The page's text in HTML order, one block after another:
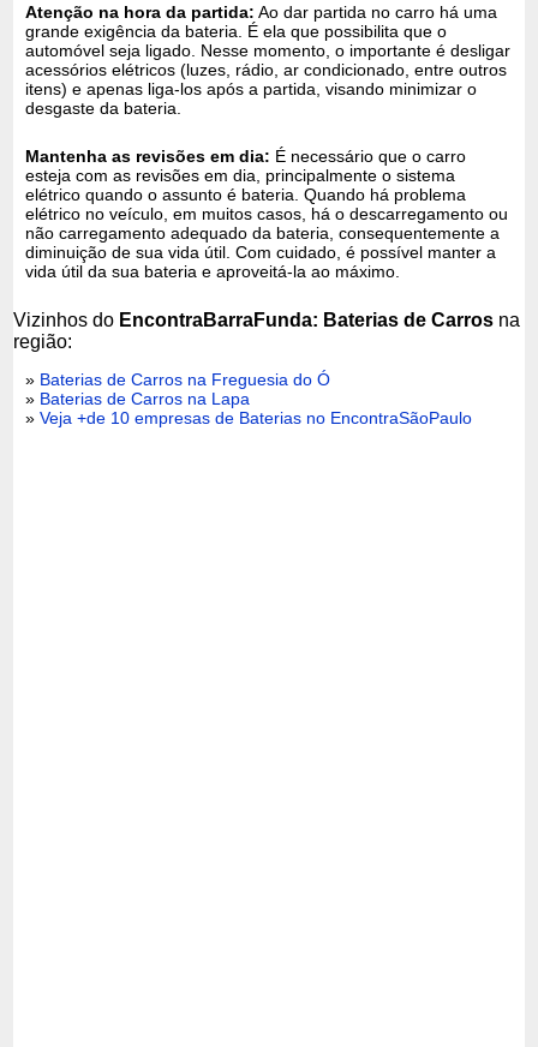
Atenção na hora da partida: Ao dar partida no carro há uma
grande exigência da bateria. É ela que possibilita que o
automóvel seja ligado. Nesse momento, o importante é desligar
acessórios elétricos (luzes, rádio, ar condicionado, entre outros
itens) e apenas liga-los após a partida, visando minimizar o
desgaste da bateria.
Mantenha as revisões em dia: É necessário que o carro
esteja com as revisões em dia, principalmente o sistema
elétrico quando o assunto é bateria. Quando há problema
elétrico no veículo, em muitos casos, há o descarregamento ou
não carregamento adequado da bateria, consequentemente a
diminuição de sua vida útil. Com cuidado, é possível manter a
vida útil da sua bateria e aproveitá-la ao máximo.
Vizinhos do EncontraBarraFunda: Baterias de Carros na
região:
» Baterias de Carros na Freguesia do Ó
» Baterias de Carros na Lapa
»Veja +de 10 empresas de Baterias no EncontraSãoPaulo